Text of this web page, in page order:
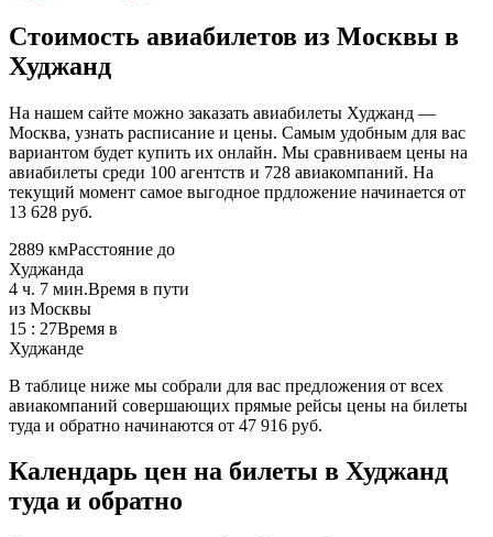
Стоимость авиабилетов из Москвы в
Худжанд
На нашем сайте можно заказать авиабилеты Худжанд —
Москва, узнать расписание и цены. Самым удобным для вас
вариантом будет купить их онлайн. Мы сравниваем цены на
авиабилеты среди 100 агентств и 728 авиакомпаний. На
текущий момент самое выгодное прдложение начинается от
13 628 руб.
2889 кмРасстояние до
Худжанда
4 ч. 7 мин.Время в пути
из Москвы
15 : 27Время в
Худжанде
В таблице ниже мы собрали для вас предложения от всех
авиакомпаний совершающих прямые рейсы цены на билеты
туда и обратно начинаются от 47 916 руб.
Календарь цен на билеты в Худжанд
туда и обратно